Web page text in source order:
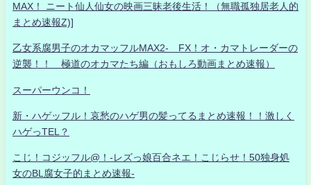
MAX！ ニート仙人仙女の映画三昧老後生活！（無職孤独居老人的
まとめ速報Z)]
乙女系腐男子のオカマッフルMAX2- FX！オ・カマトレーダーの
逆襲！！ 極道のオカマたち編（おもしろ動画まとめ速報）
スーパーウンコ！
新・ハゲッフル！哀愁のハゲ男の髪ってるまとめ速報！！激しく
ハゲっTEL？
こじ！コジッフル@！-レズっ娘百合ネエ！こじらせ！50独身処
女のBL腐女子的まとめ速報-